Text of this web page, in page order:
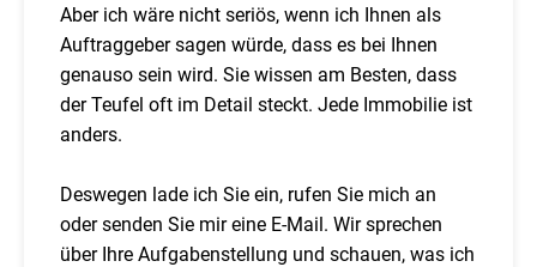
Aber ich wäre nicht seriös, wenn ich Ihnen als
Auftraggeber sagen würde, dass es bei Ihnen
genauso sein wird. Sie wissen am Besten, dass
der Teufel oft im Detail steckt. Jede Immobilie ist
anders.
Deswegen lade ich Sie ein, rufen Sie mich an
oder senden Sie mir eine E-Mail. Wir sprechen
über Ihre Aufgabenstellung und schauen, was ich